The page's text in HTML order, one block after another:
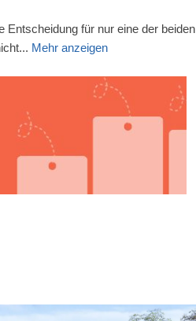
Entscheidung für nur eine der beiden
... Mehr anzeigen